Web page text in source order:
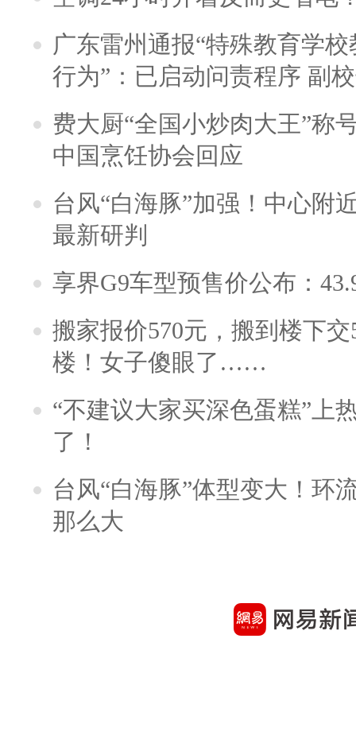
广东雷州通报“特殊教育学
行为”：已启动问责程序 副
费大厨“全国小炒肉大王”称
中国烹饪协会回应
台风“白海豚”加强！中心附
最新研判
享界G9车型预售价公布：
搬家报价570元，搬到楼下
楼！女子傻眼了……
“不建议大家买深色蛋糕”上
了！
台风“白海豚”体型变大！环
那么大